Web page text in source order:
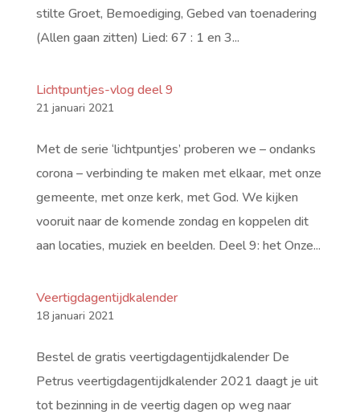
stilte Groet, Bemoediging, Gebed van toenadering
(Allen gaan zitten) Lied: 67 : 1 en 3...
Lichtpuntjes-vlog deel 9
21 januari 2021
Met de serie ‘lichtpuntjes’ proberen we – ondanks
corona – verbinding te maken met elkaar, met onze
gemeente, met onze kerk, met God. We kijken
vooruit naar de komende zondag en koppelen dit
aan locaties, muziek en beelden. Deel 9: het Onze...
Veertigdagentijdkalender
18 januari 2021
Bestel de gratis veertigdagentijdkalender De
Petrus veertigdagentijdkalender 2021 daagt je uit
tot bezinning in de veertig dagen op weg naar